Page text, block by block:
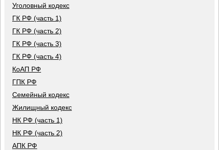
Уголовный кодекс
ГК РФ (часть 1)
ГК РФ (часть 2)
ГК РФ (часть 3)
ГК РФ (часть 4)
КоАП РФ
ГПК РФ
Семейный кодекс
Жилищный кодекс
НК РФ (часть 1)
НК РФ (часть 2)
АПК РФ